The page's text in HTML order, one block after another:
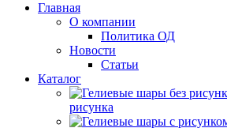
Главная
О компании
Политика ОД
Новости
Статьи
Каталог
рисунка